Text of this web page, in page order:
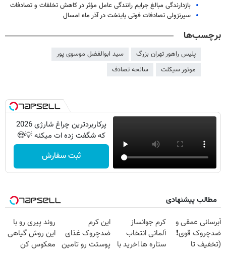
بازدارندگی مبالغ جرایم رانندگی عامل مؤثر در کاهش تخلفات و تصادفات
سیرنزولی تصادفات فوتی پایتخت در آذر ماه امسال
برچسب‌ها
پلیس راهور تهران بزرگ
سید ابوالفضل موسوی پور
موتور سیکلت
سانحه تصادف
پرکاربردترین چراغ شارژی 2026
که شگفت زده ات میکنه 💡😍
ثبت سفارش
مطالب پیشنهادی
آبرسانی عمقی و
ضدچروک قوی❗
(تخفیف تا
کرم جوانساز
آلمانی انتخاب
ستاره ها!خرید با
این کرم
ضدچروک غذای
پوستت رو تامین
روند پیری رو با
این روش گیاهی
معکوس کن